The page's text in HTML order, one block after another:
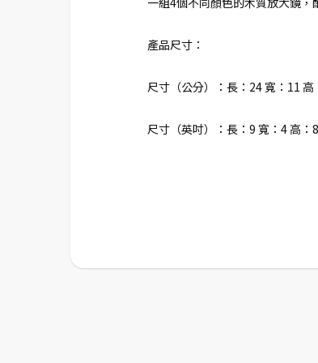
產品尺寸：
尺寸（公分）：長：24 寬：11 高
尺寸（英吋）：長：9 寬：4 高：8